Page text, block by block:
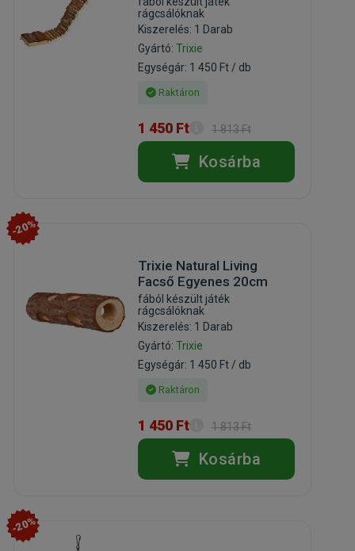
rágcsálóknak
Kiszerelés: 1 Darab
Gyártó: Trixie
Egységár: 1 450 Ft / db
Raktáron
1 450 Ft 1 813 Ft
Kosárba
-20%
Trixie Natural Living
Facső Egyenes 20cm
fából készült játék
rágcsálóknak
Kiszerelés: 1 Darab
Gyártó: Trixie
Egységár: 1 450 Ft / db
Raktáron
1 450 Ft 1 813 Ft
Kosárba
-20%